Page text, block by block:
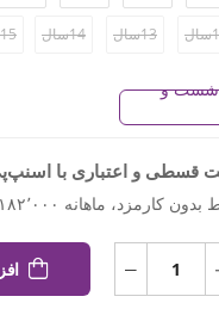
13سال 14سال 15سال
شست و
قسطی و اعتباری با